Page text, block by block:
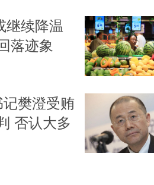
继续降温
落迹象
樊澄受贿
否认大多